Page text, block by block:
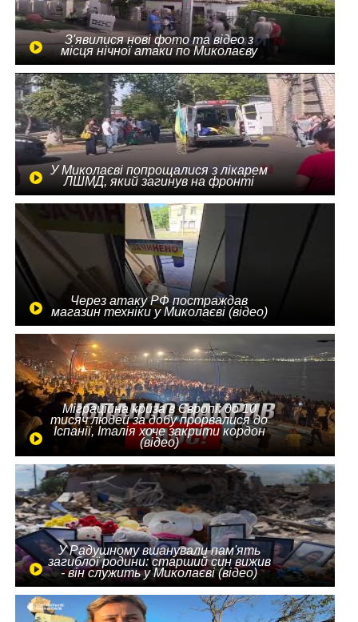
З'явилися нові фото та відео з
місця нічної атаки по Миколаєву
У Миколаєві попрощалися з лікарем
ЛШМД, який загинув на фронті
Через атаку РФ постраждав
магазин техніки у Миколаєві (відео)
Міграційна криза в Європі: до 10
тисяч людей за добу прорвалися до
Іспанії, Італія хоче закрити кордон
(відео)
У Радушному вшанували пам'ять
загиблої родини: старший син вижив
- він служить у Миколаєві (відео)